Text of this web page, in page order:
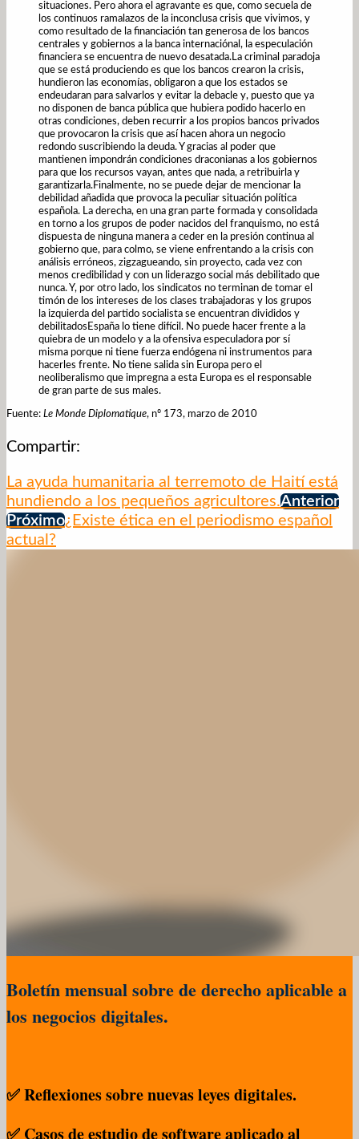
situaciones. Pero ahora el agravante es que, como secuela de
los continuos ramalazos de la inconclusa crisis que vivimos, y
como resultado de la financiación tan generosa de los bancos
centrales y gobiernos a la banca internaciónal, la especulación
financiera se encuentra de nuevo desatada.La criminal paradoja
que se está produciendo es que los bancos crearon la crisis,
hundieron las economías, obligaron a que los estados se
endeudaran para salvarlos y evitar la debacle y, puesto que ya
no disponen de banca pública que hubiera podido hacerlo en
otras condiciones, deben recurrir a los propios bancos privados
que provocaron la crisis que así hacen ahora un negocio
redondo suscribiendo la deuda. Y gracias al poder que
mantienen impondrán condiciones draconianas a los gobiernos
para que los recursos vayan, antes que nada, a retribuirla y
garantizarla.Finalmente, no se puede dejar de mencionar la
debilidad añadida que provoca la peculiar situación política
española. La derecha, en una gran parte formada y consolidada
en torno a los grupos de poder nacidos del franquismo, no está
dispuesta de ninguna manera a ceder en la presión continua al
gobierno que, para colmo, se viene enfrentando a la crisis con
análisis erróneos, zigzagueando, sin proyecto, cada vez con
menos credibilidad y con un liderazgo social más debilitado que
nunca. Y, por otro lado, los sindicatos no terminan de tomar el
timón de los intereses de los clases trabajadoras y los grupos
la izquierda del partido socialista se encuentran divididos y
debilitadosEspaña lo tiene difícil. No puede hacer frente a la
quiebra de un modelo y a la ofensiva especuladora por sí
misma porque ni tiene fuerza endógena ni instrumentos para
hacerles frente. No tiene salida sin Europa pero el
neoliberalismo que impregna a esta Europa es el responsable
de gran parte de sus males.
Fuente: Le Monde Diplomatique, nº 173, marzo de 2010
Compartir:
La ayuda humanitaria al terremoto de Haití está
hundiendo a los pequeños agricultores.Anterior
Próximo¿Existe ética en el periodismo español
actual?
Boletín mensual sobre de derecho aplicable a
los negocios digitales.
✅ Reflexiones sobre nuevas leyes digitales.
✅ Casos de estudio de software aplicado al